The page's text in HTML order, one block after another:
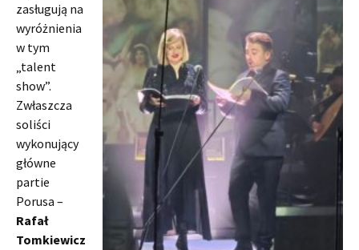
zasługują na
wyróżnienia
w tym
„talent
show”.
Zwłaszcza
soliści
wykonujący
główne
partie
Porusa –
Rafał
Tomkiewicz